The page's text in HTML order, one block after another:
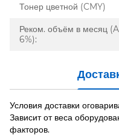
Тонер цветной (CMY)
Реком. объём в месяц
6%):
Условия доставки
Зависит от веса
факторов.